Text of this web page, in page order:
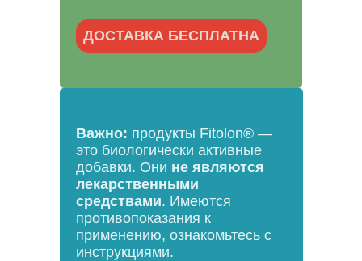
ДОСТАВКА БЕСПЛАТНА
Важно: продукты Fitolon® —
это биологически активные
добавки. Они не являются
лекарственными
средствами. Имеются
противопоказания к
применению, ознакомьтесь с
инструкциями.